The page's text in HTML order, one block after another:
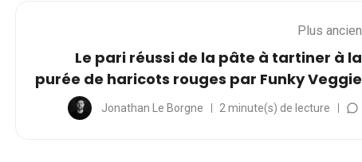
Plus ancien
Le pari réussi de la pâte à tartiner à la
purée de haricots rouges par Funky Veggie
Jonathan Le Borgne 2 minute(s) de lecture